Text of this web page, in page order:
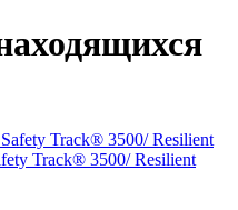
Track® 3500/ Resilient